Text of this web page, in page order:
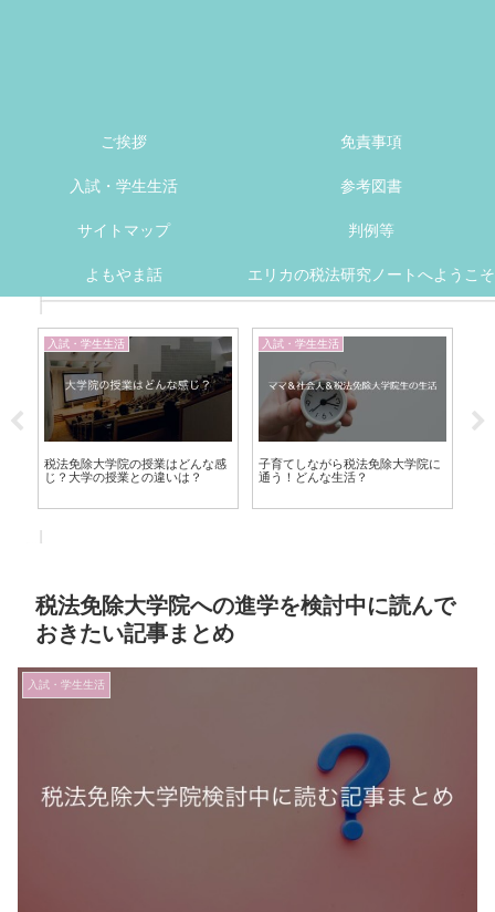
ご挨拶 免責事項
入試・学生生活 参考図書
サイトマップ 判例等
よもやま話 エリカの税法研究ノートへようこそ
入試・学生生活
税法免除大学院の授業はどんな感
じ？大学の授業との違いは？
入試・学生生活
子育てしながら税法免除大学院に
通う！どんな生活？
税法免除大学院への進学を検討中に読んで
おきたい記事まとめ
入試・学生生活